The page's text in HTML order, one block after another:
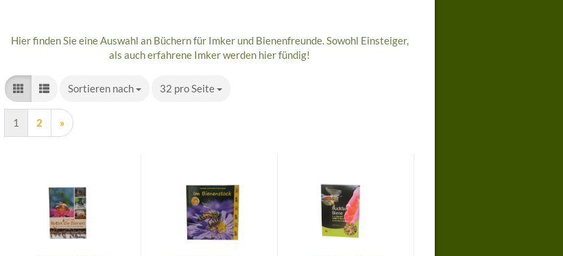
Hier finden Sie eine Auswahl an Büchern für Imker und Bienenfreunde. Sowohl Einsteiger,
als auch erfahrene Imker werden hier fündig!
Sortieren nach
Sortieren nach 32 pro Seite
pro Seite
1 2 »